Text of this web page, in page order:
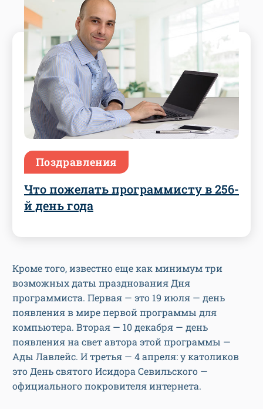
Поздравления
Что пожелать программисту в 256-
й день года
Кроме того, известно еще как минимум три
возможных даты празднования Дня
программиста. Первая — это 19 июля — день
появления в мире первой программы для
компьютера. Вторая — 10 декабря — день
появления на свет автора этой программы —
Ады Лавлейс. И третья — 4 апреля: у католиков
это День святого Исидора Севильского —
официального покровителя интернета.